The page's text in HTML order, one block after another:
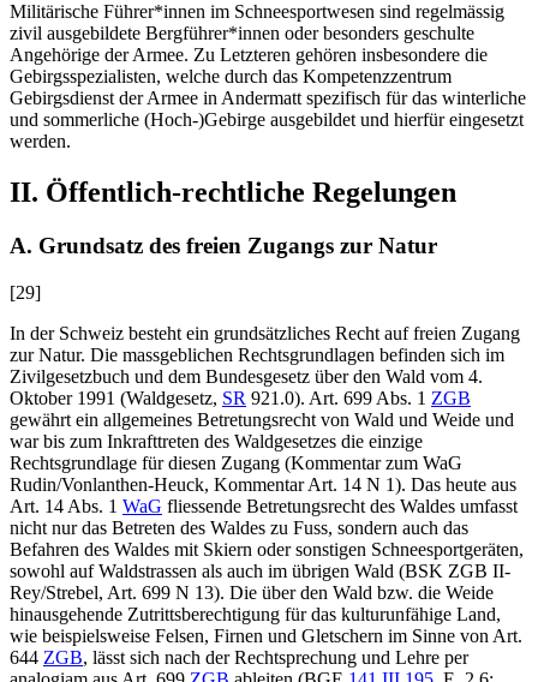
Militärische Führer*innen im Schneesportwesen sind regelmässig
zivil ausgebildete Bergführer*innen oder besonders geschulte
Angehörige der Armee. Zu Letzteren gehören insbesondere die
Gebirgsspezialisten, welche durch das Kompetenzzentrum
Gebirgsdienst der Armee in Andermatt spezifisch für das winterliche
und sommerliche (Hoch-)Gebirge ausgebildet und hierfür eingesetzt
werden.
II. Öffentlich-rechtliche Regelungen
A. Grundsatz des freien Zugangs zur Natur
[29]
In der Schweiz besteht ein grundsätzliches Recht auf freien Zugang
zur Natur. Die massgeblichen Rechtsgrundlagen befinden sich im
Zivilgesetzbuch und dem Bundesgesetz über den Wald vom 4.
Oktober 1991 (Waldgesetz, SR 921.0). Art. 699 Abs. 1 ZGB
gewährt ein allgemeines Betretungsrecht von Wald und Weide und
war bis zum Inkrafttreten des Waldgesetzes die einzige
Rechtsgrundlage für diesen Zugang (Kommentar zum WaG
Rudin/Vonlanthen-Heuck, Kommentar Art. 14 N 1). Das heute aus
Art. 14 Abs. 1 WaG fliessende Betretungsrecht des Waldes umfasst
nicht nur das Betreten des Waldes zu Fuss, sondern auch das
Befahren des Waldes mit Skiern oder sonstigen Schneesportgeräten,
sowohl auf Waldstrassen als auch im übrigen Wald (BSK ZGB II-
Rey/Strebel, Art. 699 N 13). Die über den Wald bzw. die Weide
hinausgehende Zutrittsberechtigung für das kulturunfähige Land,
wie beispielsweise Felsen, Firnen und Gletschern im Sinne von Art.
644 ZGB, lässt sich nach der Rechtsprechung und Lehre per